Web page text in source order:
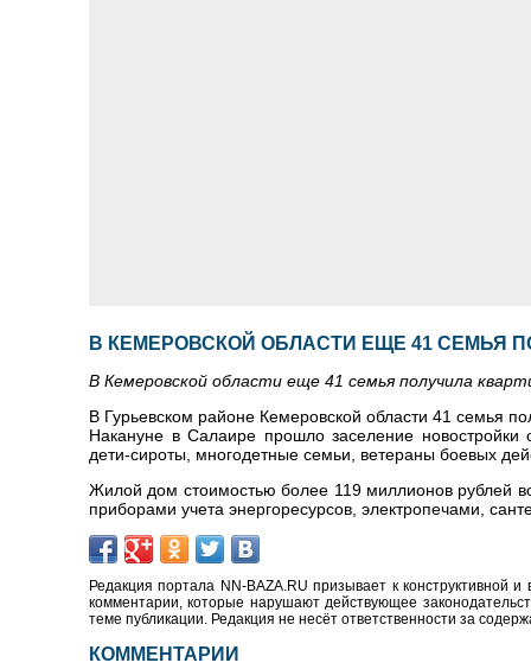
В КЕМЕРОВСКОЙ ОБЛАСТИ ЕЩЕ 41 СЕМЬЯ
В Кемеровской области еще 41 семья получила
В Гурьевском районе Кемеровской области 41 семья
Накануне в Салаире прошло заселение
дети-сироты, многодетные семьи, ветераны боевых
Жилой дом стоимостью более 119 миллионов рублей
приборами учета энергоресурсов, электропечами,
Редакция портала NN-BAZA.RU призывает к конструктивной
комментарии, которые нарушают действующее
теме публикации. Редакция не несёт ответственности за
КОММЕНТАРИИ